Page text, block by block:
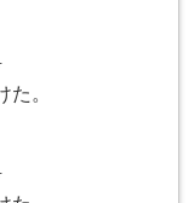
。